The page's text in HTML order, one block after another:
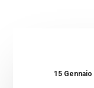
15 Gennaio